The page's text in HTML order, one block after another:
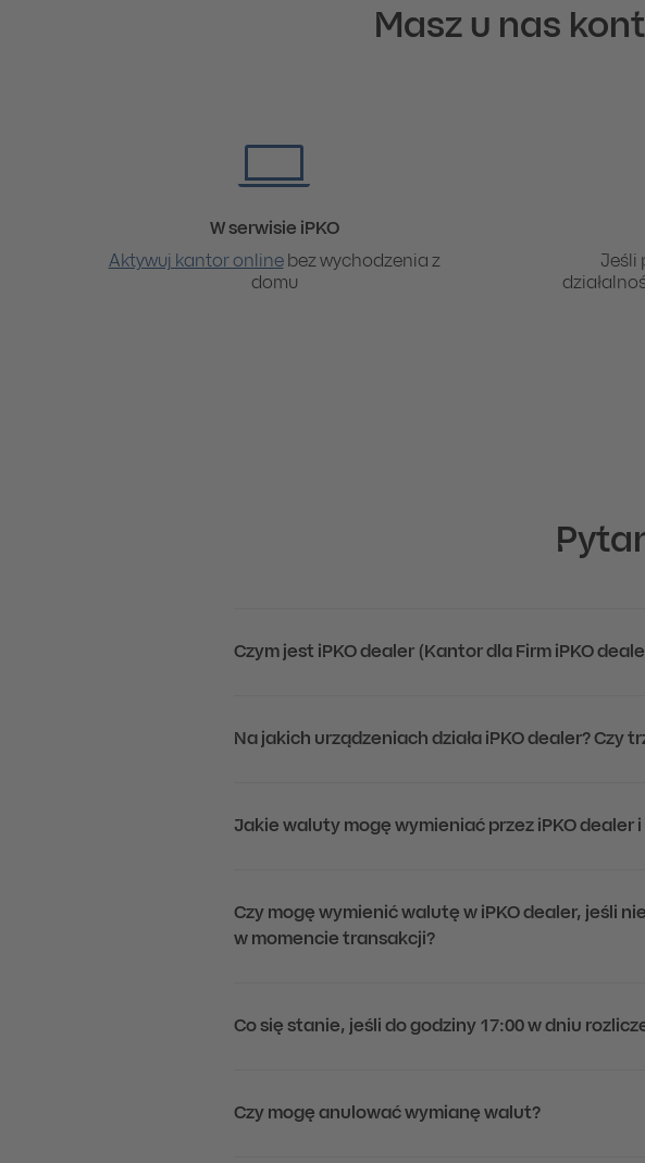
Masz u nas
W serwisie iPKO
Aktywuj kantor onlinebez wychodzenia z
domu
Jeśli
Czym jest iPKO dealer (Kantor dla Firm iPKO
Na jakich urządzeniach działa iPKO dealer? Czy
Jakie waluty mogę wymieniać przez iPKO dealer
Czy mogę wymienić walutę w iPKO dealer, jeśli
w momencie transakcji?
Co się stanie, jeśli do godziny 17:00 w dniu
Czy mogę anulować wymianę walut?